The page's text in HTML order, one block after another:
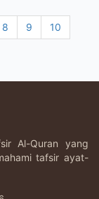
8 9
10
Al-Quran yang
tafsir ayat-